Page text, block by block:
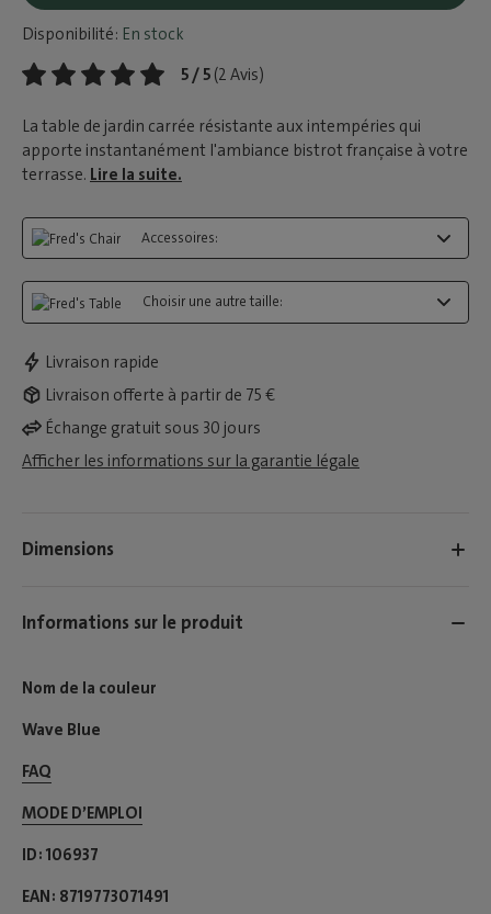
Disponibilité: En stock
5 / 5 (2 Avis)
La table de jardin carrée résistante aux intempéries qui
apporte instantanément l'ambiance bistrot française à votre
terrasse. Lire la suite.
Accessoires:
Choisir une autre taille:
Livraison rapide
Livraison offerte à partir de 75 €
Échange gratuit sous 30 jours
Afficher les informations sur la garantie légale
Dimensions
Informations sur le produit
Nom de la couleur
Wave Blue
FAQ
MODE D’EMPLOI​
ID 106937
EAN 8719773071491